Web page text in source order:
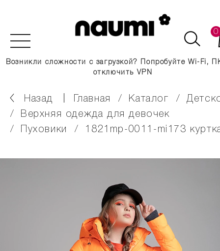
0
Возникли сложности с загрузкой? Попробуйте Wi-Fi,
отключить VPN
Назад главная каталог
верхняя одежда для девочек
пуховики
1821mp-0011-mi173